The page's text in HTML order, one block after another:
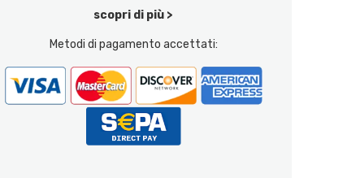
scopri di più >
Metodi di pagamento accettati: